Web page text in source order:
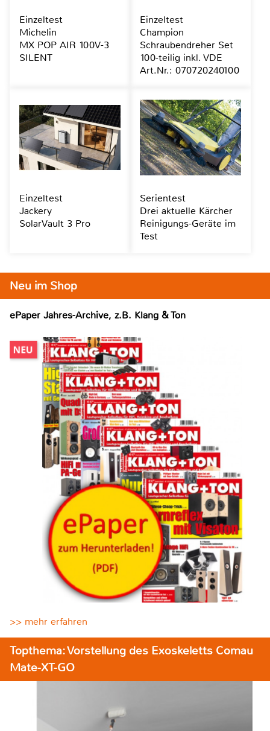
Neu im Shop
ePaper Jahres-Archive, z.B. Klang & Ton
>> mehr erfahren
Topthema: Vorstellung des Exoskeletts Comau
Mate-XT-GO
Einzeltest
Michelin
MX POP AIR 100V-3
SILENT
Einzeltest
Champion
Schraubendreher Set
100-teilig inkl. VDE
Art.Nr.: 070720240100
Einzeltest
Jackery
SolarVault 3 Pro
Serientest
Drei aktuelle Kärcher
Reinigungs-Geräte im
Test